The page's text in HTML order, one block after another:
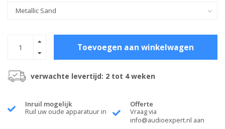
Toevoegen aan winkelwagen
verwachte levertijd: 2 tot 4 weken
Inruil mogelijk
Ruil uw oude apparatuur in
Offerte
Vraag via
info@audioexpert.nl aan